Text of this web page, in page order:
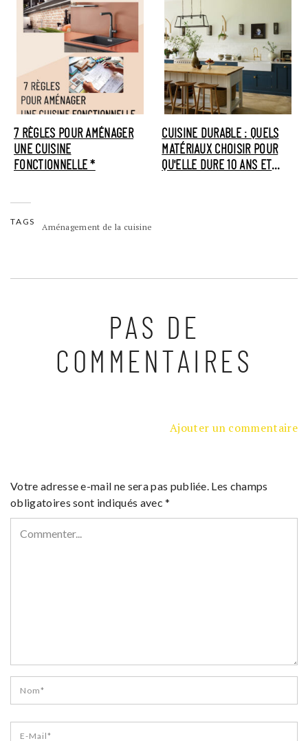
7 RÈGLES POUR AMÉNAGER
UNE CUISINE
FONCTIONNELLE *
CUISINE DURABLE : QUELS
MATÉRIAUX CHOISIR POUR
QU'ELLE DURE 10 ANS ET
TAGS
Aménagement de la cuisine
PAS DE
COMMENTAIRES
Ajouter un commentaire
Votre adresse e-mail ne sera pas publiée. Les champs
obligatoires sont indiqués avec*